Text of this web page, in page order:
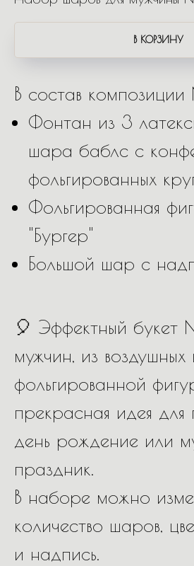
В КОРЗИНУ
В состав
Фонтан из 3
шара баблс с
фольгированных
Фольгированная
"Бургер"
Большой шар с
🎈 Эффектный букет
мужчин, из
фольгированной
прекрасная идея
день рождение или
праздник.
В наборе можно
количество шаров,
и надпись.